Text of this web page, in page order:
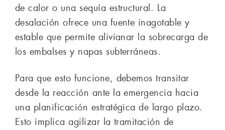
de calor o una sequía estructural. La
desalación ofrece una fuente inagotable y
estable que permite alivianar la sobrecarga de
los embalses y napas subterráneas.
Para que esto funcione, debemos transitar
desde la reacción ante la emergencia hacia
una planificación estratégica de largo plazo.
Esto implica agilizar la tramitación de